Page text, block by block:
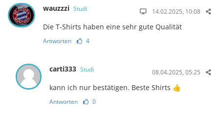
wauzzzi Studi 14.02.2025, 10:08
Die T-Shirts haben eine sehr gute Qualität
Antworten 4
carti333 Studi 08.04.2025, 05:25
kann ich nur bestätigen. Beste Shirts 👍
Antworten 0